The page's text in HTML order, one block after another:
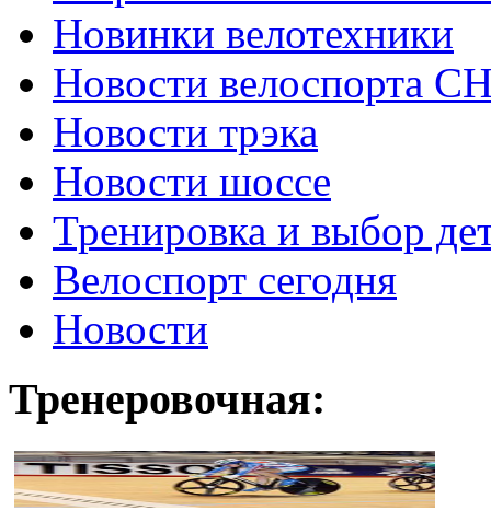
Новинки велотехники
Новости велоспорта
Новости трэка
Новости шоссе
Тренировка и выбор
Велоспорт сегодня
Новости
Тренеровочная: